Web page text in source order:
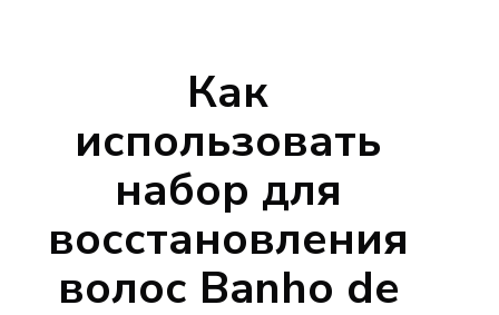
Как
использовать
набор для
восстановления
волос Banho de